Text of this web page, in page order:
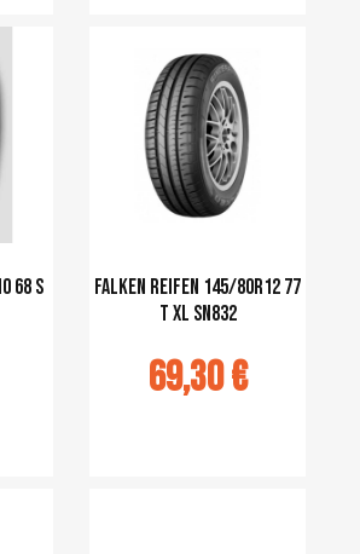
68 S
Falken Reifen 145/80R12 77
T xl SN832
69,30 €